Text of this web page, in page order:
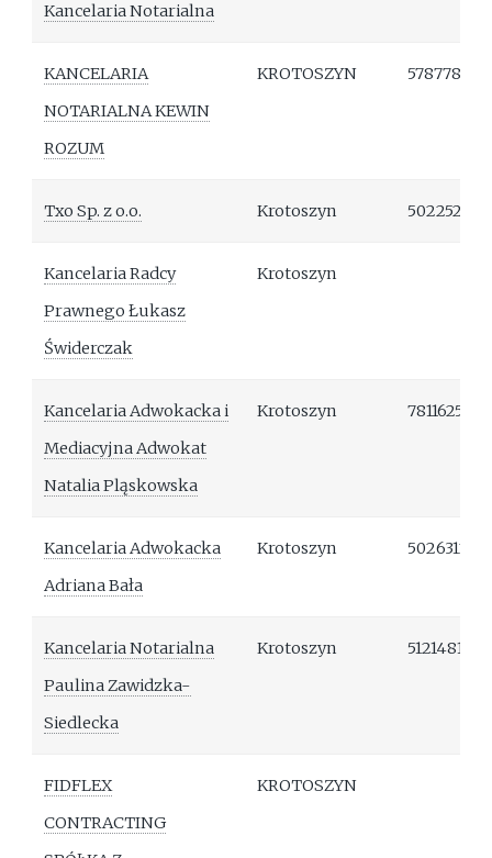
Kancelaria Notarialna
KANCELARIA
NOTARIALNA KEWIN
ROZUM
KROTOSZYN 578778876
Txo Sp. z o.o. Krotoszyn 502252360
Kancelaria Radcy
Prawnego Łukasz
Świderczak
Krotoszyn
Kancelaria Adwokacka i
Mediacyjna Adwokat
Natalia Pląskowska
Krotoszyn 781162544
Kancelaria Adwokacka
Adriana Bała
Krotoszyn 502631212
Kancelaria Notarialna
Paulina Zawidzka-
Siedlecka
Krotoszyn 512148114
FIDFLEX
CONTRACTING
KROTOSZYN